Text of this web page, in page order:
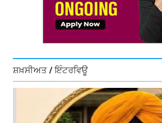
ਸ਼ਖ਼ਸੀਅਤ / ਇੰਟਰਵਿਊ